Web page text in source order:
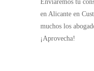
Enviaremos tu
en Alicante en
muchos los
¡Aprovecha!